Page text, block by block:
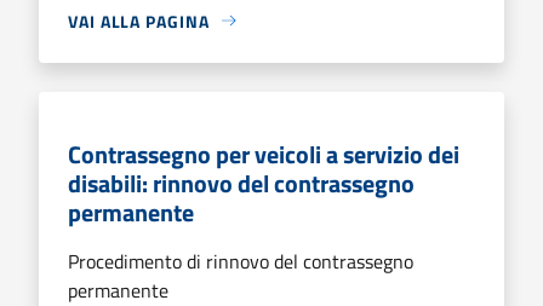
VAI ALLA PAGINA
Contrassegno per veicoli a servizio dei
disabili: rinnovo del contrassegno
permanente
Procedimento di rinnovo del contrassegno
permanente